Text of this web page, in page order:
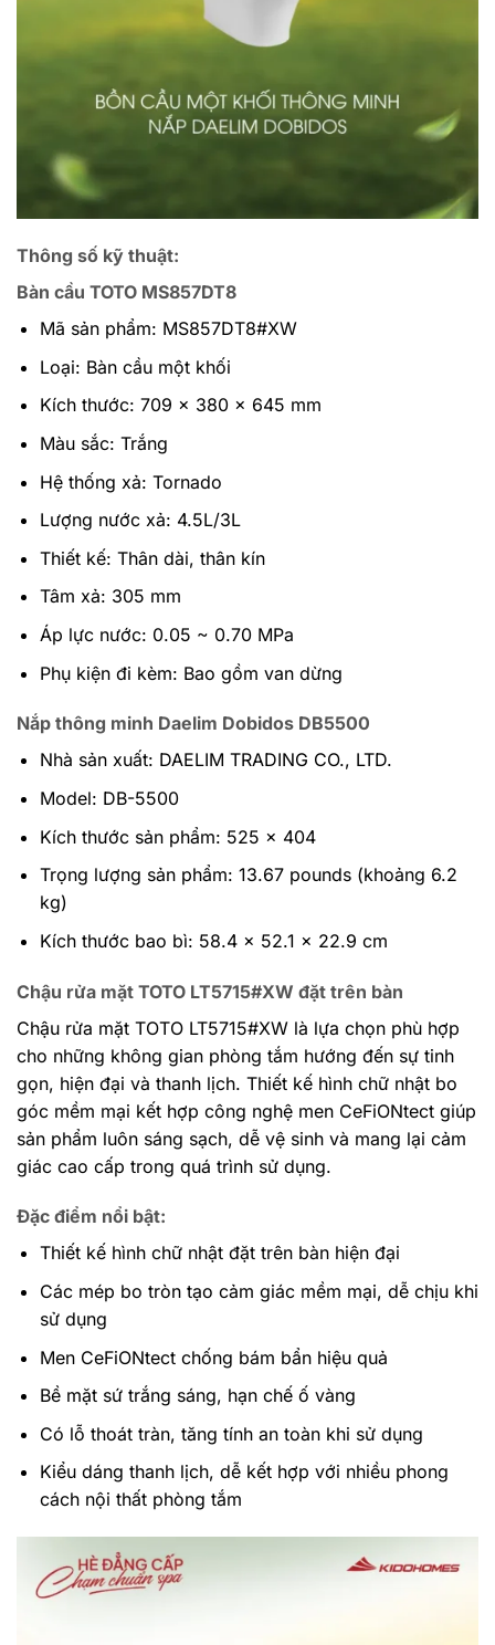
Thông số kỹ thuật:
Bàn cầu TOTO MS857DT8
Mã sản phẩm: MS857DT8#XW
Loại: Bàn cầu một khối
Kích thước: 709 x 380 x 645 mm
Màu sắc: Trắng
Hệ thống xả: Tornado
Lượng nước xả: 4.5L/3L
Thiết kế: Thân dài, thân kín
Tâm xả: 305 mm
Áp lực nước: 0.05 ~ 0.70 MPa
Phụ kiện đi kèm: Bao gồm van dừng
Nắp thông minh Daelim Dobidos DB5500
Nhà sản xuất: DAELIM TRADING CO., LTD.
Model: DB-5500
Kích thước sản phẩm: 525 x 404
Trọng lượng sản phẩm: 13.67 pounds (khoảng 6.2
kg)
Kích thước bao bì: 58.4 x 52.1 x 22.9 cm
Chậu rửa mặt TOTO LT5715#XW đặt trên bàn
Chậu rửa mặt TOTO LT5715#XW là lựa chọn phù hợp
cho những không gian phòng tắm hướng đến sự tinh
gọn, hiện đại và thanh lịch. Thiết kế hình chữ nhật bo
góc mềm mại kết hợp công nghệ men CeFiONtect giúp
sản phẩm luôn sáng sạch, dễ vệ sinh và mang lại cảm
giác cao cấp trong quá trình sử dụng.
Đặc điểm nổi bật:
Thiết kế hình chữ nhật đặt trên bàn hiện đại
Các mép bo tròn tạo cảm giác mềm mại, dễ chịu khi
sử dụng
Men CeFiONtect chống bám bẩn hiệu quả
Bề mặt sứ trắng sáng, hạn chế ố vàng
Có lỗ thoát tràn, tăng tính an toàn khi sử dụng
Kiểu dáng thanh lịch, dễ kết hợp với nhiều phong
cách nội thất phòng tắm